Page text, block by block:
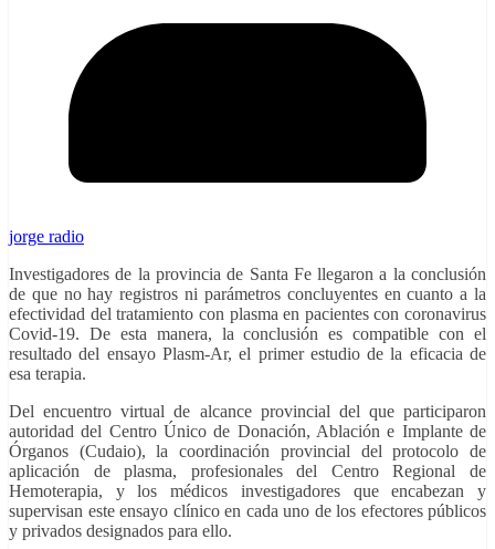
jorge radio
Investigadores de la provincia de Santa Fe llegaron a la conclusión
de que no hay registros ni parámetros concluyentes en cuanto a la
efectividad del tratamiento con plasma en pacientes con coronavirus
Covid-19. De esta manera, la conclusión es compatible con el
resultado del ensayo Plasm-Ar, el primer estudio de la eficacia de
esa terapia.
Del encuentro virtual de alcance provincial del que participaron
autoridad del Centro Único de Donación, Ablación e Implante de
Órganos (Cudaio), la coordinación provincial del protocolo de
aplicación de plasma, profesionales del Centro Regional de
Hemoterapia, y los médicos investigadores que encabezan y
supervisan este ensayo clínico en cada uno de los efectores públicos
y privados designados para ello.